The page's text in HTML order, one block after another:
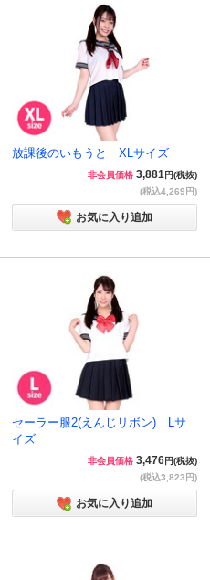
放課後のいもうと XLサイズ
非会員価格 3,881 円(税抜)
(税込4,269円)
お気に入り追加
セーラー服2(えんじリボン) Lサ
イズ
非会員価格 3,476円(税抜)
(税込3,823円)
お気に入り追加